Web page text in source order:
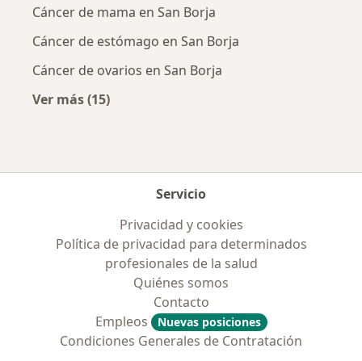
Cáncer de mama en San Borja
Cáncer de estómago en San Borja
Cáncer de ovarios en San Borja
Ver más (15)
Servicio
Privacidad y cookies
Política de privacidad para determinados
profesionales de la salud
Quiénes somos
Contacto
Empleos
Nuevas posiciones
Condiciones Generales de Contratación